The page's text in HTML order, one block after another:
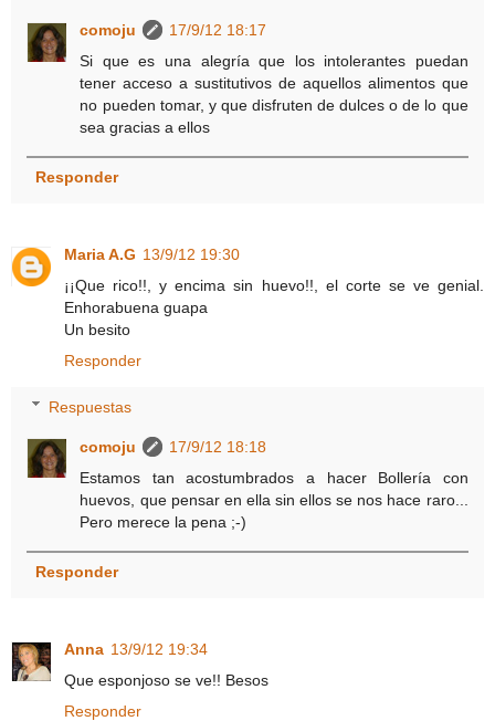
comoju
17/9/12 18:17
Si que es una alegría que los intolerantes puedan
tener acceso a sustitutivos de aquellos alimentos que
no pueden tomar, y que disfruten de dulces o de lo que
sea gracias a ellos
Responder
Maria A.G 13/9/12 19:30
¡¡Que rico!!, y encima sin huevo!!, el corte se ve genial.
Enhorabuena guapa
Un besito
Responder
Respuestas
comoju
17/9/12 18:18
Estamos tan acostumbrados a hacer Bollería con
huevos, que pensar en ella sin ellos se nos hace raro...
Pero merece la pena ;-)
Responder
Anna 13/9/12 19:34
Que esponjoso se ve!! Besos
Responder